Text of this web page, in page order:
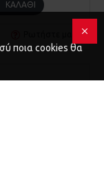
ΚΑΛΆΘΙ
ποια cookies θα